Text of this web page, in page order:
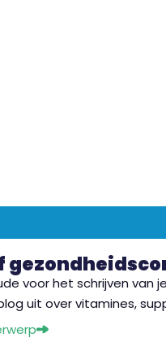
voor het schrijven van
uit over vitamines,